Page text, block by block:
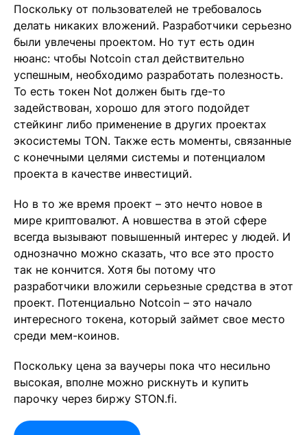
Поскольку от пользователей не требовалось
делать никаких вложений. Разработчики серьезно
были увлечены проектом. Но тут есть один
нюанс: чтобы Notcoin стал действительно
успешным, необходимо разработать полезность.
То есть токен Not должен быть где-то
задействован, хорошо для этого подойдет
стейкинг либо применение в других проектах
экосистемы TON. Также есть моменты, связанные
с конечными целями системы и потенциалом
проекта в качестве инвестиций.
Но в то же время проект – это нечто новое в
мире криптовалют. А новшества в этой сфере
всегда вызывают повышенный интерес у людей. И
однозначно можно сказать, что все это просто
так не кончится. Хотя бы потому что
разработчики вложили серьезные средства в этот
проект. Потенциально Notcoin – это начало
интересного токена, который займет свое место
среди мем-коинов.
Поскольку цена за ваучеры пока что несильно
высокая, вполне можно рискнуть и купить
парочку через биржу STON.fi.